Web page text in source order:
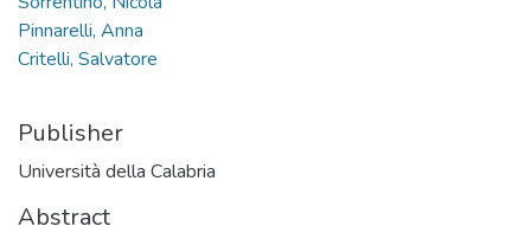
Pinnarelli, Anna
Critelli, Salvatore
Publisher
Università della Calabria
Abstract